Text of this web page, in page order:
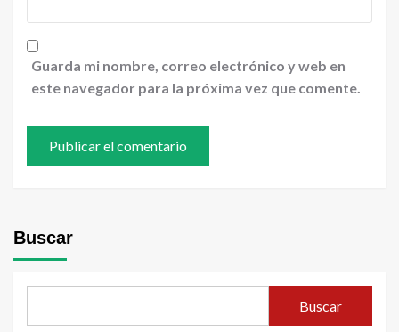
Guarda mi nombre, correo electrónico y web en
este navegador para la próxima vez que comente.
Buscar
Buscar